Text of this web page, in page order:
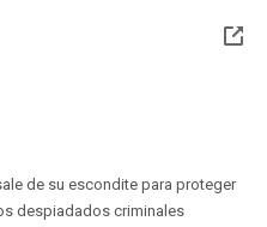
de su escondite para proteger
despiadados criminales